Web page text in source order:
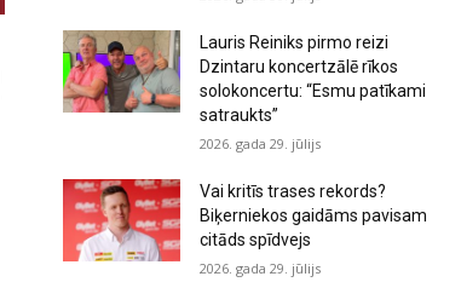
Lauris Reiniks pirmo reizi
Dzintaru koncertzālē rīkos
solokoncertu: “Esmu patīkami
satraukts”
2026. gada 29. jūlijs
Vai kritīs trases rekords?
Biķerniekos gaidāms pavisam
citāds spīdvejs
2026. gada 29. jūlijs